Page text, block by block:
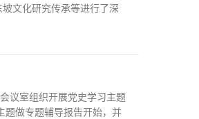
文化研究传承等进行了深
议室组织开展党史学习主题
题做专题辅导报告开始，并